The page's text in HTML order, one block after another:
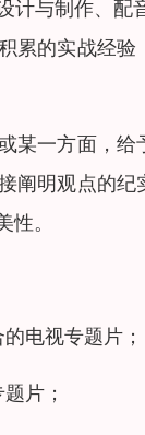
与制作、配
累的实战经
某一方面，
阐明观点的
。
电视专题片；
片；